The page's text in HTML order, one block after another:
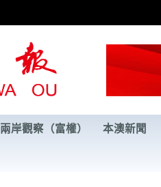
兩岸觀察（富權） 本澳新聞